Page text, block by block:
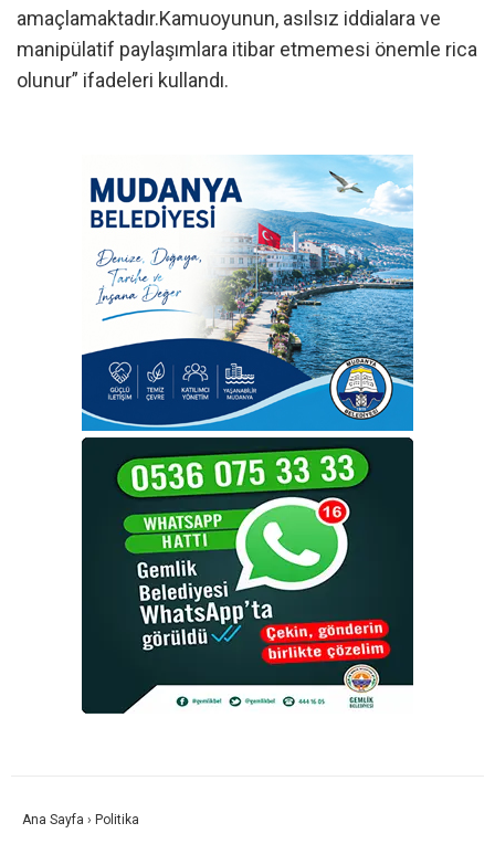
amaçlamaktadır.Kamuoyunun, asılsız iddialara ve
manipülatif paylaşımlara itibar etmemesi önemle rica
olunur” ifadeleri kullandı.
Ana Sayfa › Politika